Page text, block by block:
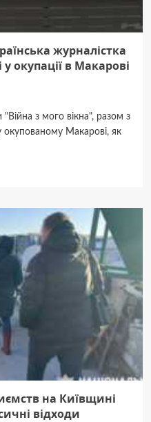
журналістка
окупації в Макарові
з мого вікна", разом з
окупованому Макарові, як
на Київщині
відходи